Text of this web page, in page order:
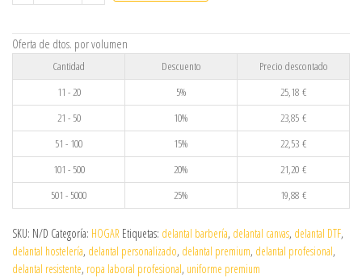
Oferta de dtos. por volumen
Cantidad Descuento
Precio descontado
11 - 20
5% 25,18 €
21 - 50
10% 23,85 €
51 - 100
15% 22,53 €
101 - 500
20% 21,20 €
501 - 5000
25% 19,88 €
SKU: N/D Categoría: HOGAR Etiquetas: delantal barbería, delantal canvas, delantal DTF,
delantal hostelería, delantal personalizado, delantal premium, delantal profesional,
delantal resistente, ropa laboral profesional, uniforme premium